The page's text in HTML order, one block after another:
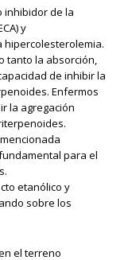
inhibidor de la
y
hipercolesterolemia.
tanto la absorción,
de inhibir la
Enfermos
la agregación
para el
etanólico y
sobre los
el terreno